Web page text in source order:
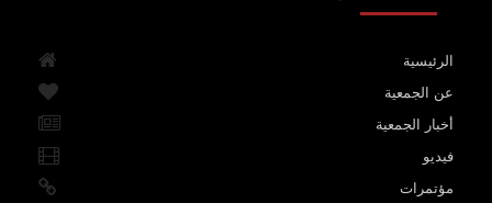
الرئيسية
عن الجمعية
أخبار الجمعية
فيديو
مؤتمرات